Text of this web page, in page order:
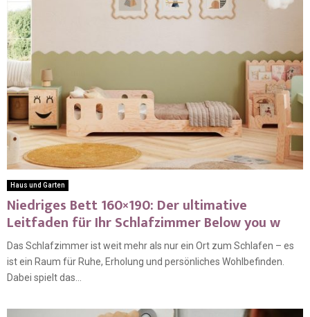
Haus und Garten
Niedriges Bett 160×190: Der ultimative
Leitfaden für Ihr Schlafzimmer Below you w
Das Schlafzimmer ist weit mehr als nur ein Ort zum Schlafen – es
ist ein Raum für Ruhe, Erholung und persönliches Wohlbefinden.
Dabei spielt das...